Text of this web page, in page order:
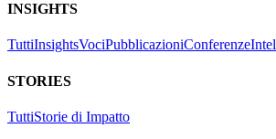
INSIGHTS
TuttiInsightsVociPubblicazioniConferenze
STORIES
TuttiStorie di Impatto